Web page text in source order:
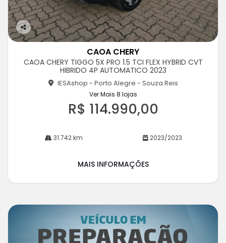
Co
rtil
CAOA CHERY
CAOA CHERY TIGGO 5X PRO 1.5 TCI FLEX HYBRID CVT
HIBRIDO 4P AUTOMATICO 2023
IESAshop - Porto Alegre - Souza Reis
Ver Mais 8 lojas
R$ 114.990,00
31.742 km 2023/2023
MAIS INFORMAÇÕES